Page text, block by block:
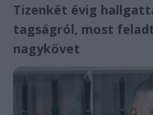
Tizenkét évig
tagságról, most
nagykövet